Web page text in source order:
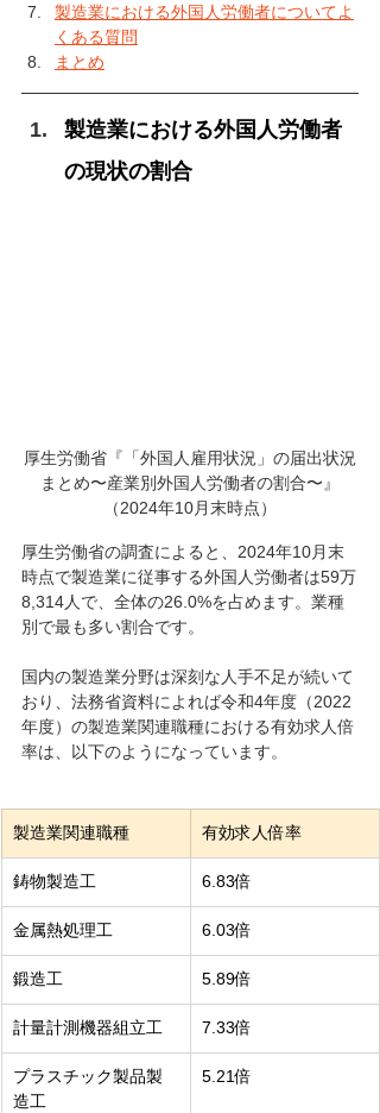
製造業における外国人労働者についてよ
くある質問
まとめ
製造業における外国人労働者
の現状の割合
厚生労働省『「外国人雇用状況」の届出状況
まとめ〜産業別外国人労働者の割合〜』
（2024年10月末時点）
厚生労働省の調査によると、2024年10月末
時点で製造業に従事する外国人労働者は59万
8,314人で、全体の26.0%を占めます。業種
別で最も多い割合です。
国内の製造業分野は深刻な人手不足が続いて
おり、法務省資料によれば令和4年度（2022
年度）の製造業関連職種における有効求人倍
率は、以下のようになっています。
製造業関連職種 有効求人倍率
鋳物製造工 6.83倍
金属熱処理工 6.03倍
鍛造工 5.89倍
計量計測機器組立工 7.33倍
プラスチック製品製
造工
5.21倍